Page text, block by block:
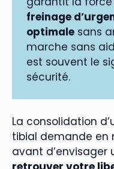
freinage
optimale sans
marche sans
est souvent le
sécurité.
La consolidation
tibial demande en
avant d’envisager